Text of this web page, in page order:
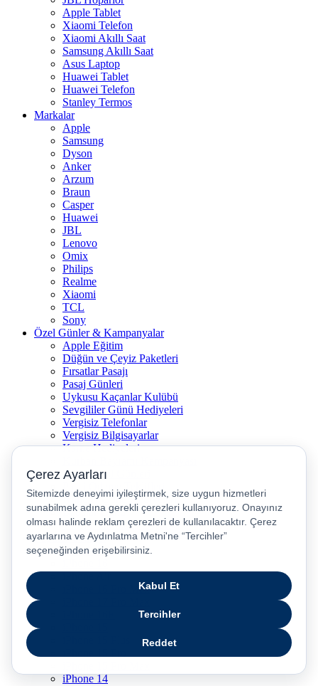
Apple Tablet
Xiaomi Telefon
Xiaomi Akıllı Saat
Samsung Akıllı Saat
Asus Laptop
Huawei Tablet
Huawei Telefon
Stanley Termos
Markalar
Apple
Samsung
Dyson
Anker
Arzum
Braun
Casper
Huawei
JBL
Lenovo
Omix
Philips
Realme
Xiaomi
TCL
Sony
Özel Günler & Kampanyalar
Apple Eğitim
Düğün ve Çeyiz Paketleri
Fırsatlar Pasajı
Pasaj Günleri
Uykusu Kaçanlar Kulübü
Sevgililer Günü Hediyeleri
Vergisiz Telefonlar
Vergisiz Bilgisayarlar
Karne Hediyeleri
Resmi Tatil Günleri
Anneler Günü Hediyeleri
Babalar Günü
Taksitli Harikalar Diyarı
Popüler Ürünler
iPhone 17
iPhone 16 Pro Max
iPhone 14